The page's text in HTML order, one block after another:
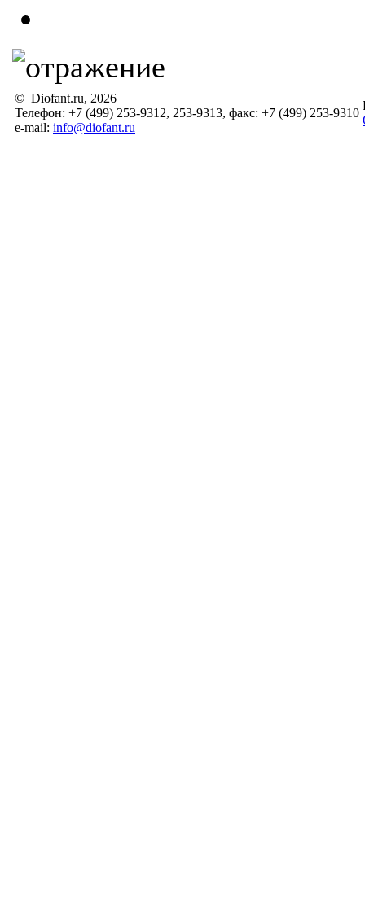
© Diofant.ru, 2026
Телефон: +7 (499) 253-9312, 253-9313, факс: +7 (499) 253-9310
e-mail: info@diofant.ru